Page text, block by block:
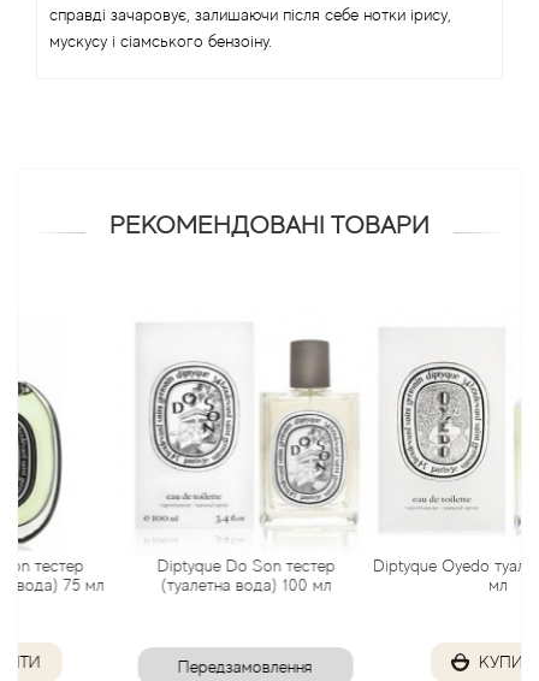
справді зачаровує, залишаючи після себе нотки ірису,
мускусу і сіамського бензоіну.
РЕКОМЕНДОВАНІ ТОВАРИ
75 мл
Diptyque Do Son тестер
(туалетна вода) 100 мл
Передзамовлення
Diptyque Oyedo туалетна
КУПИТИ
Antonia's Flowers
Arabesque Perfumes
Arabiyat
Aramis
Ariana Grande
Armaf